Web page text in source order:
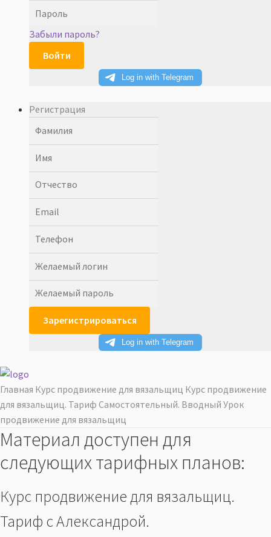
Забыли пароль?
Войти
Регистрация
Главная Курс продвижение для вязальщиц Курс продвижение
для вязальщиц. Тариф Самостоятельный. Вводный Урок
продвижение для вязальщиц
Материал доступен для
следующих тарифных планов:
Курс продвижение для вязальщиц.
Тариф с Александрой.